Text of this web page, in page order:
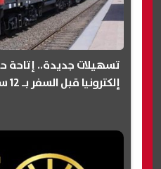
تسهيلات جديدة.. إتاحة
إلكترونيا قبل السفر بـ 12 ساعة